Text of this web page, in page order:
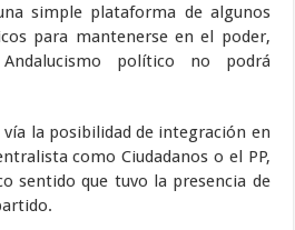
simple plataforma de algunos
para mantenerse en el poder,
político no podrá
vía la posibilidad de integración en
como Ciudadanos o el PP,
sentido que tuvo la presencia de